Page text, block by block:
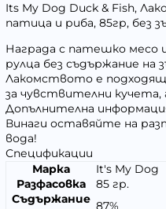
Its My Dog Duck & Fish,
патица и риба, 85гр, без
Награда с патешко месо
рулца без съдържание на
Лакомството е
за чувствителни кучета,
Допълнителна
Винаги оставяйте на
вода!
Спецификации
Марка
It's My Dog
Разфасовка
85 гр.
Съдържание